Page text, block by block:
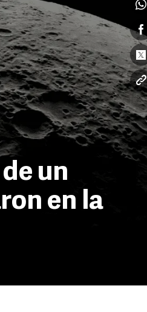
un
en la